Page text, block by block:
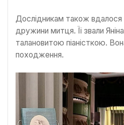
Дослідникам також вдалося
дружини митця. Її звали
талановитою піаністкою.
походження.